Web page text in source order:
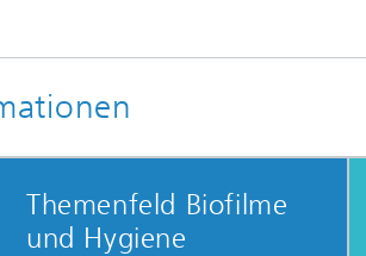
Themenfeld Biofilme
und Hygiene